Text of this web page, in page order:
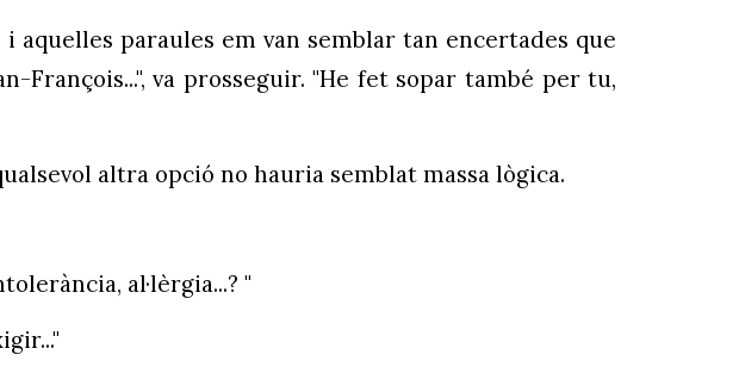
i aquelles paraules em van semblar tan encertades que
François...", va prosseguir. "He fet sopar també per tu,
altra opció no hauria semblat massa lògica.
al·lèrgia...? "